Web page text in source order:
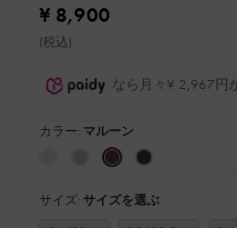
¥ 8,900
(税込)
なら月々¥ 2,967円
カラー: マルーン
サイズ: サイズを選ぶ